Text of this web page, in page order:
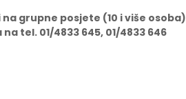
na grupne posjete (10 i više osoba)
tel. 01/4833 645, 01/4833 646